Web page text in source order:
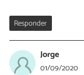
Responder
Jorge
01/09/2020